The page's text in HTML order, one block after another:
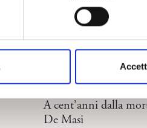
A cent’anni dalla
De Masi